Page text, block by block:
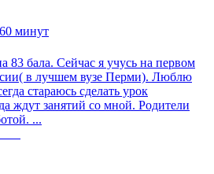
60 минут
83 бала. Сейчас я учусь на первом
в лучшем вузе Перми). Люблю
стараюсь сделать урок
ждут занятий со мной. Родители
...